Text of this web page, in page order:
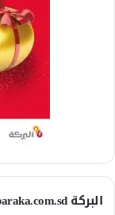
البركة www.albaraka.com.sd